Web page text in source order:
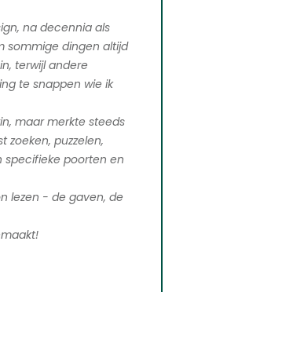
na decennia als
sommige dingen altijd
terwijl andere
te snappen wie ik
maar merkte steeds
zoeken, puzzelen,
specifieke poorten en
lezen - de gaven, de